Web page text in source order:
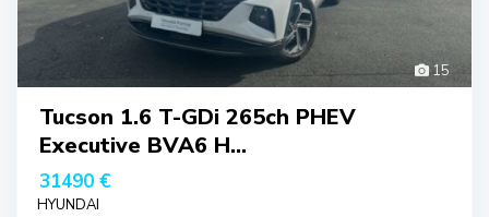
15
Tucson 1.6 T-GDi 265ch PHEV
Executive BVA6 H...
31490 €
HYUNDAI